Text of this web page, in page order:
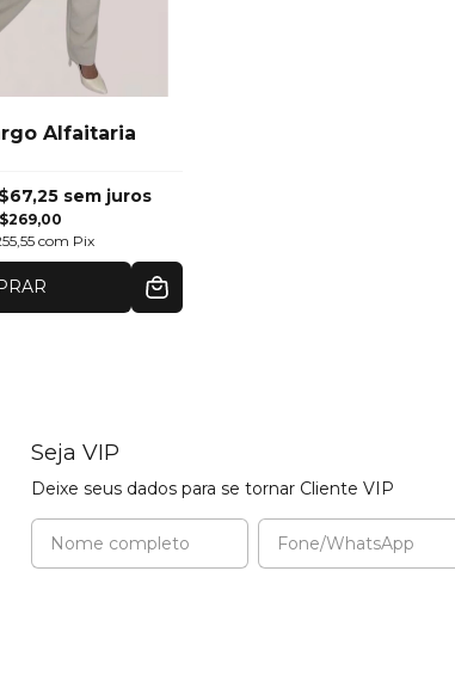
Alfaitaria
com Pix
sem juros
Seja VIP
Deixe seus dados para se tornar Cliente VIP